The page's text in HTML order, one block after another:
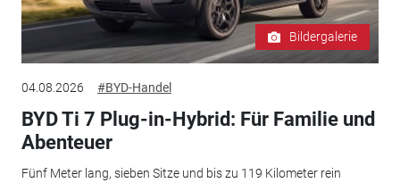
Bildergalerie
04.08.2026 #BYD-Handel
BYD Ti 7 Plug-in-Hybrid: Für Familie und
Abenteuer
Fünf Meter lang, sieben Sitze und bis zu 119 Kilometer rein